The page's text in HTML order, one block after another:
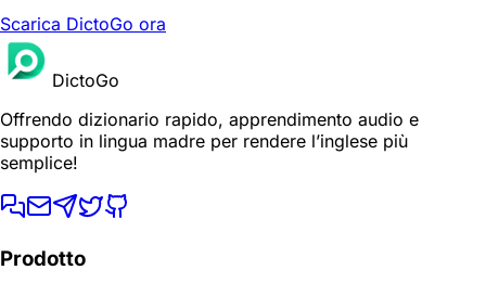
Scarica DictoGo ora
DictoGo
Offrendo dizionario rapido, apprendimento audio e
supporto in lingua madre per rendere l’inglese più
semplice!
Prodotto